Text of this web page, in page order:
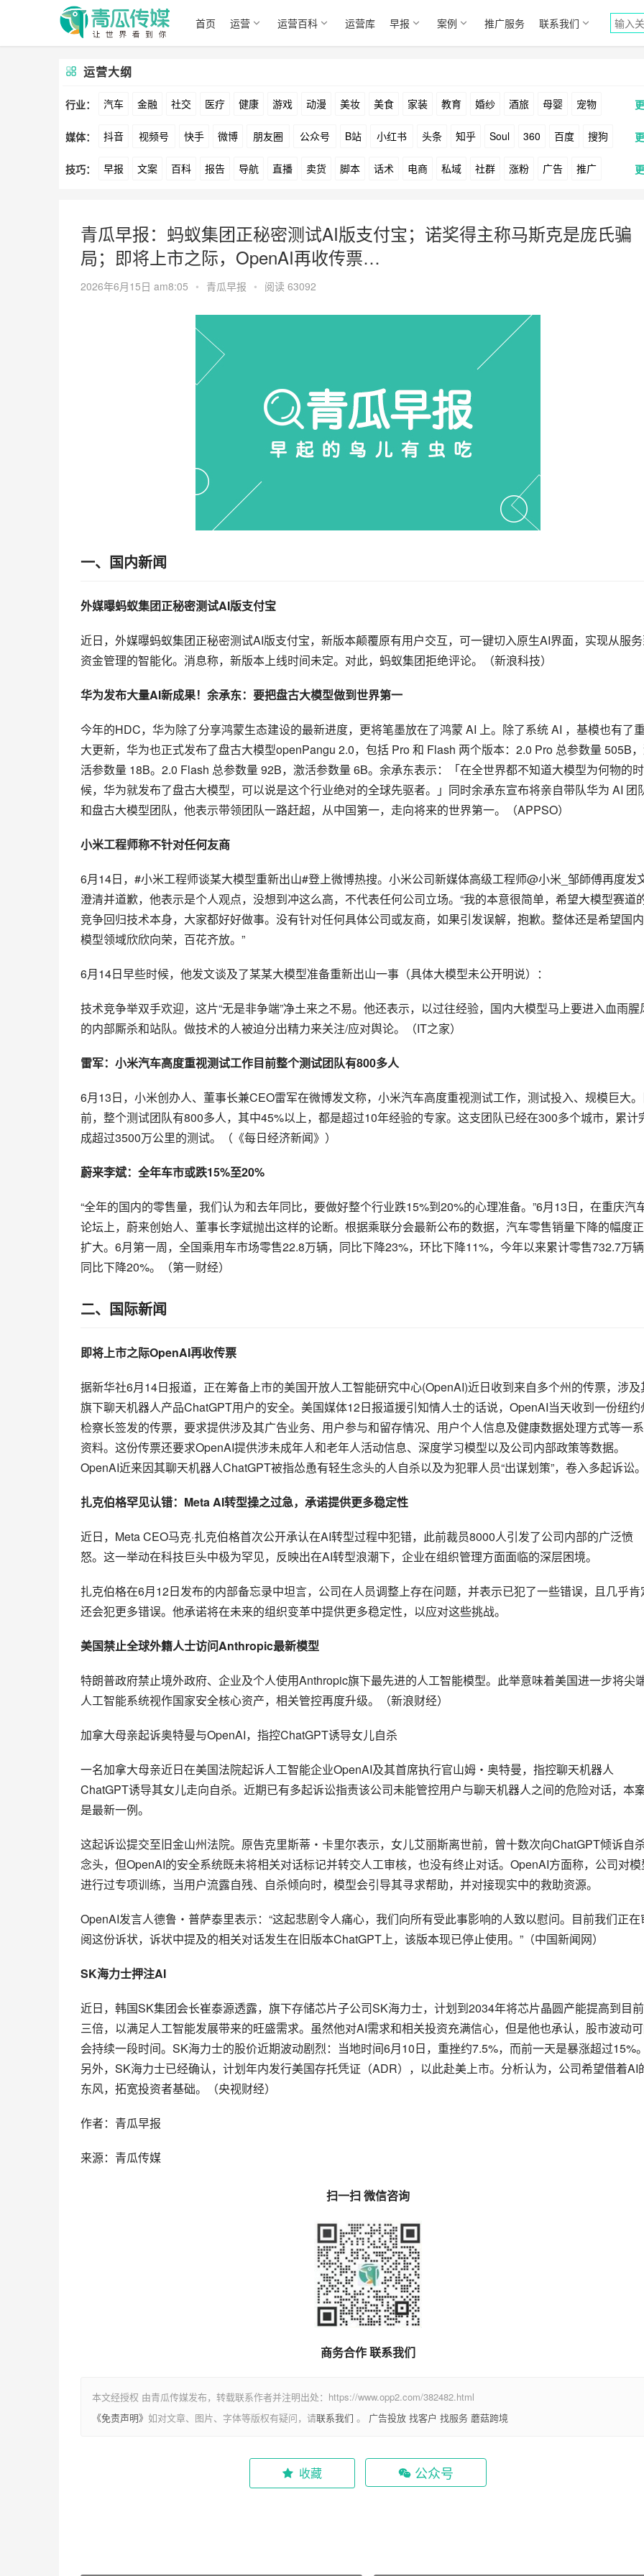
首页 运营 运营百科 运营库 早报 案例 推广服务 联系我们
运营大纲
行业： 汽车 金融 社交 医疗 健康 游戏 动漫 美妆 美食 家装 教育 婚纱 酒旅 母婴 宠物
文娱 跨境 科技 广告 元宇宙 房地产
媒体： 抖音 视频号 快手 微博 朋友圈 公众号 B站 小红书 头条 知乎 Soul 360 百度 搜狗
爱奇艺 美柚 美图 最右 神马 谷歌 Facebook Tiktok YouTube Yahoo Bing
技巧： 早报 文案 百科 报告 导航 直播 卖货 脚本 话术 电商 私域 社群 涨粉 广告 推广
青瓜早报：蚂蚁集团正秘密测试AI版支付宝；诺奖得主称马斯克是庞氏骗
局；即将上市之际，OpenAI再收传票…
2026年6月15日 am8:05 • 青瓜早报 • 阅读 63092
一、国内新闻
外媒曝蚂蚁集团正秘密测试AI版支付宝
近日，外媒曝蚂蚁集团正秘密测试AI版支付宝，新版本颠覆原有用户交互，可一键切入原生AI界面，实现从服
资金管理的智能化。消息称，新版本上线时间未定。对此，蚂蚁集团拒绝评论。（新浪科技）
华为发布大量AI新成果！余承东：要把盘古大模型做到世界第一
今年的HDC，华为除了分享鸿蒙生态建设的最新进度，更将笔墨放在了鸿蒙 AI 上。除了系统 AI ，基模也有了重
大更新，华为也正式发布了盘古大模型openPangu 2.0，包括 Pro 和 Flash 两个版本：2.0 Pro 总参数量 505B
活参数量 18B。2.0 Flash 总参数量 92B，激活参数量 6B。余承东表示：「在全世界都不知道大模型为何物的时
候，华为就发布了盘古大模型，可以说是这个行业绝对的全球先驱者。」同时余承东宣布将亲自带队华为 AI 团
和盘古大模型团队，他表示带领团队一路赶超，从中国第一，走向将来的世界第一。（APPSO）
小米工程师称不针对任何友商
6月14日，#小米工程师谈某大模型重新出山#登上微博热搜。小米公司新媒体高级工程师@小米_邹師傅再度发
澄清并道歉，他表示是个人观点，没想到冲这么高，不代表任何公司立场。“我的本意很简单，希望大模型赛道
竞争回归技术本身，大家都好好做事。没有针对任何具体公司或友商，如果引发误解，抱歉。整体还是希望国
模型领域欣欣向荣，百花齐放。”
6月14日早些时候，他发文谈及了某某大模型准备重新出山一事（具体大模型未公开明说）：
技术竞争举双手欢迎，这片“无是非争端”净土来之不易。他还表示，以过往经验，国内大模型马上要进入血雨腥
的内部厮杀和站队。做技术的人被迫分出精力来关注/应对舆论。（IT之家）
雷军：小米汽车高度重视测试工作目前整个测试团队有800多人
6月13日，小米创办人、董事长兼CEO雷军在微博发文称，小米汽车高度重视测试工作，测试投入、规模巨大
前，整个测试团队有800多人，其中45%以上，都是超过10年经验的专家。这支团队已经在300多个城市，累计
成超过3500万公里的测试。（《每日经济新闻》）
蔚来李斌：全年车市或跌15%至20%
“全年的国内的零售量，我们认为和去年同比，要做好整个行业跌15%到20%的心理准备。”6月13日，在重庆汽
论坛上，蔚来创始人、董事长李斌抛出这样的论断。根据乘联分会最新公布的数据，汽车零售销量下降的幅度
扩大。6月第一周，全国乘用车市场零售22.8万辆，同比下降23%，环比下降11%，今年以来累计零售732.7万辆
同比下降20%。（第一财经）
二、国际新闻
即将上市之际OpenAI再收传票
据新华社6月14日报道，正在筹备上市的美国开放人工智能研究中心(OpenAI)近日收到来自多个州的传票，涉及
旗下聊天机器人产品ChatGPT用户的安全。美国媒体12日报道援引知情人士的话说，OpenAI当天收到一份纽约
检察长签发的传票，要求提供涉及其广告业务、用户参与和留存情况、用户个人信息及健康数据处理方式等一
资料。这份传票还要求OpenAI提供涉未成年人和老年人活动信息、深度学习模型以及公司内部政策等数据。
OpenAI近来因其聊天机器人ChatGPT被指怂恿有轻生念头的人自杀以及为犯罪人员“出谋划策”，卷入多起诉讼。
扎克伯格罕见认错：Meta AI转型操之过急，承诺提供更多稳定性
近日，Meta CEO马克·扎克伯格首次公开承认在AI转型过程中犯错，此前裁员8000人引发了公司内部的广泛愤
怒。这一举动在科技巨头中极为罕见，反映出在AI转型浪潮下，企业在组织管理方面面临的深层困境。
扎克伯格在6月12日发布的内部备忘录中坦言，公司在人员调整上存在问题，并表示已犯了一些错误，且几乎肯
还会犯更多错误。他承诺将在未来的组织变革中提供更多稳定性，以应对这些挑战。
美国禁止全球外籍人士访问Anthropic最新模型
特朗普政府禁止境外政府、企业及个人使用Anthropic旗下最先进的人工智能模型。此举意味着美国进一步将尖
人工智能系统视作国家安全核心资产，相关管控再度升级。（新浪财经）
加拿大母亲起诉奥特曼与OpenAI，指控ChatGPT诱导女儿自杀
一名加拿大母亲近日在美国法院起诉人工智能企业OpenAI及其首席执行官山姆・奥特曼，指控聊天机器人
ChatGPT诱导其女儿走向自杀。近期已有多起诉讼指责该公司未能管控用户与聊天机器人之间的危险对话，本
是最新一例。
这起诉讼提交至旧金山州法院。原告克里斯蒂・卡里尔表示，女儿艾丽斯离世前，曾十数次向ChatGPT倾诉自
念头，但OpenAI的安全系统既未将相关对话标记并转交人工审核，也没有终止对话。OpenAI方面称，公司对模
进行过专项训练，当用户流露自残、自杀倾向时，模型会引导其寻求帮助，并对接现实中的救助资源。
OpenAI发言人德鲁・普萨泰里表示：“这起悲剧令人痛心，我们向所有受此事影响的人致以慰问。目前我们正在
阅这份诉状，诉状中提及的相关对话发生在旧版本ChatGPT上，该版本现已停止使用。”（中国新闻网）
SK海力士押注AI
近日，韩国SK集团会长崔泰源透露，旗下存储芯片子公司SK海力士，计划到2034年将芯片晶圆产能提高到目
三倍，以满足人工智能发展带来的旺盛需求。虽然他对AI需求和相关投资充满信心，但是他也承认，股市波动
会持续一段时间。SK海力士的股价近期波动剧烈：当地时间6月10日，重挫约7.5%，而前一天是暴涨超过15%。
另外，SK海力士已经确认，计划年内发行美国存托凭证（ADR），以此赴美上市。分析认为，公司希望借着AI
东风，拓宽投资者基础。（央视财经）
作者：青瓜早报
来源：青瓜传媒
扫一扫 微信咨询
商务合作 联系我们
本文经授权 由青瓜传媒发布，转载联系作者并注明出处：https://www.opp2.com/382482.html
《免责声明》 如对文章、图片、字体等版权有疑问，请联系我们 。 广告投放 找客户 找服务 蘑菇跨境
收藏 公众号